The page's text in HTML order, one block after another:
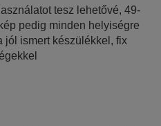
tesz lehetővé, 49-
pedig minden helyiségre
jól ismert készülékkel, fix